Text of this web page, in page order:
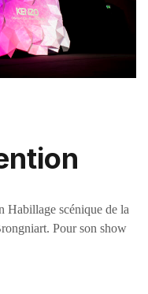
Habillage scénique de la
Pour son show